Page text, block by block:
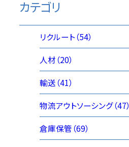
カテゴリ
リクルート（54）
人材（20）
輸送（41）
物流アウトソーシング（47）
倉庫保管（69）